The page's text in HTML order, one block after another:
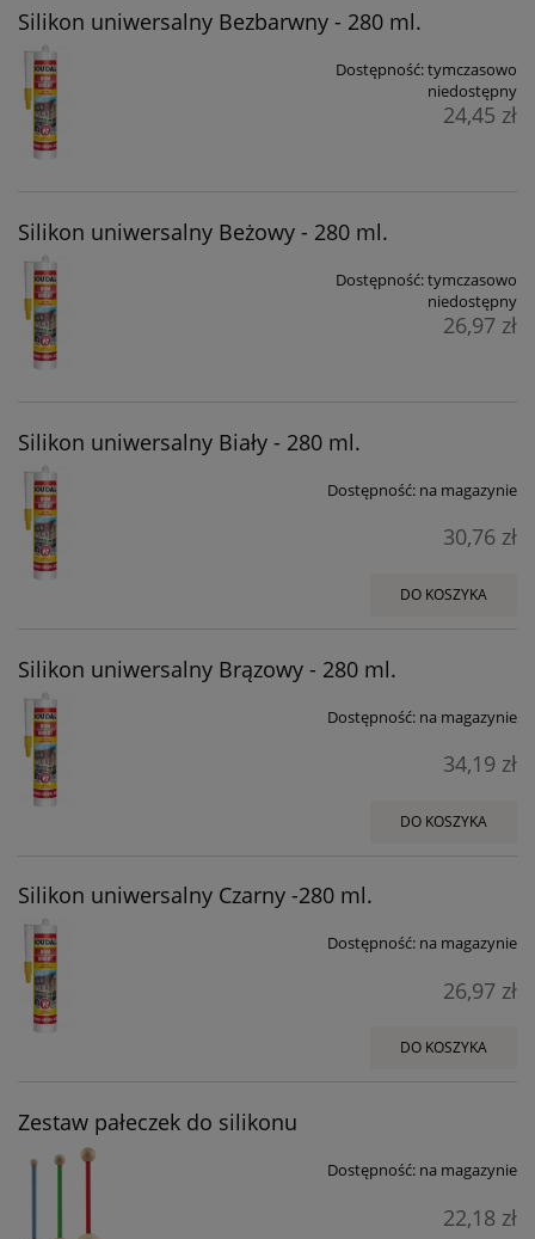
Silikon uniwersalny Bezbarwny - 280 ml.
Dostępność:tymczasowo
niedostępny
24,45 zł
Silikon uniwersalny Beżowy - 280 ml.
Dostępność:tymczasowo
niedostępny
26,97 zł
Silikon uniwersalny Biały - 280 ml.
Dostępność: na magazynie
30,76 zł
DO KOSZYKA
Silikon uniwersalny Brązowy - 280 ml.
Dostępność: na magazynie
34,19 zł
DO KOSZYKA
Silikon uniwersalny Czarny -280 ml.
Dostępność: na magazynie
26,97 zł
DO KOSZYKA
Zestaw pałeczek do silikonu
Dostępność: na magazynie
22,18 zł